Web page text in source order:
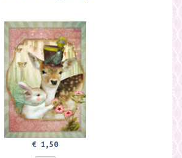
€ 1,50